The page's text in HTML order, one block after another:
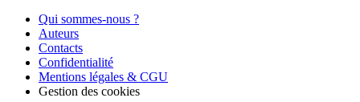
Qui sommes-nous ?
Auteurs
Contacts
Confidentialité
Mentions légales & CGU
Gestion des cookies